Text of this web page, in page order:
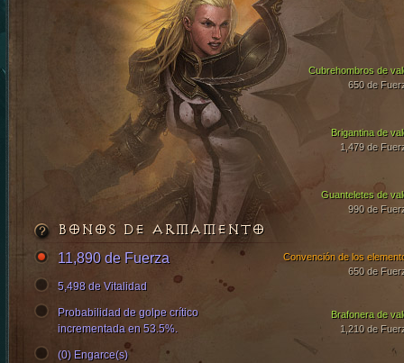
Brigantina de
1,479 de
Guanteletes de
990 de
Cubrehombros de
650 de
Brafonera de
1,210 de
Convención de los
650 de
BONOS DE ARMAMENTO
11,890 de Fuerza
5,498 de Vitalidad
Probabilidad de golpe crítico
incrementada en 53.5%.
(0) Engarce(s)